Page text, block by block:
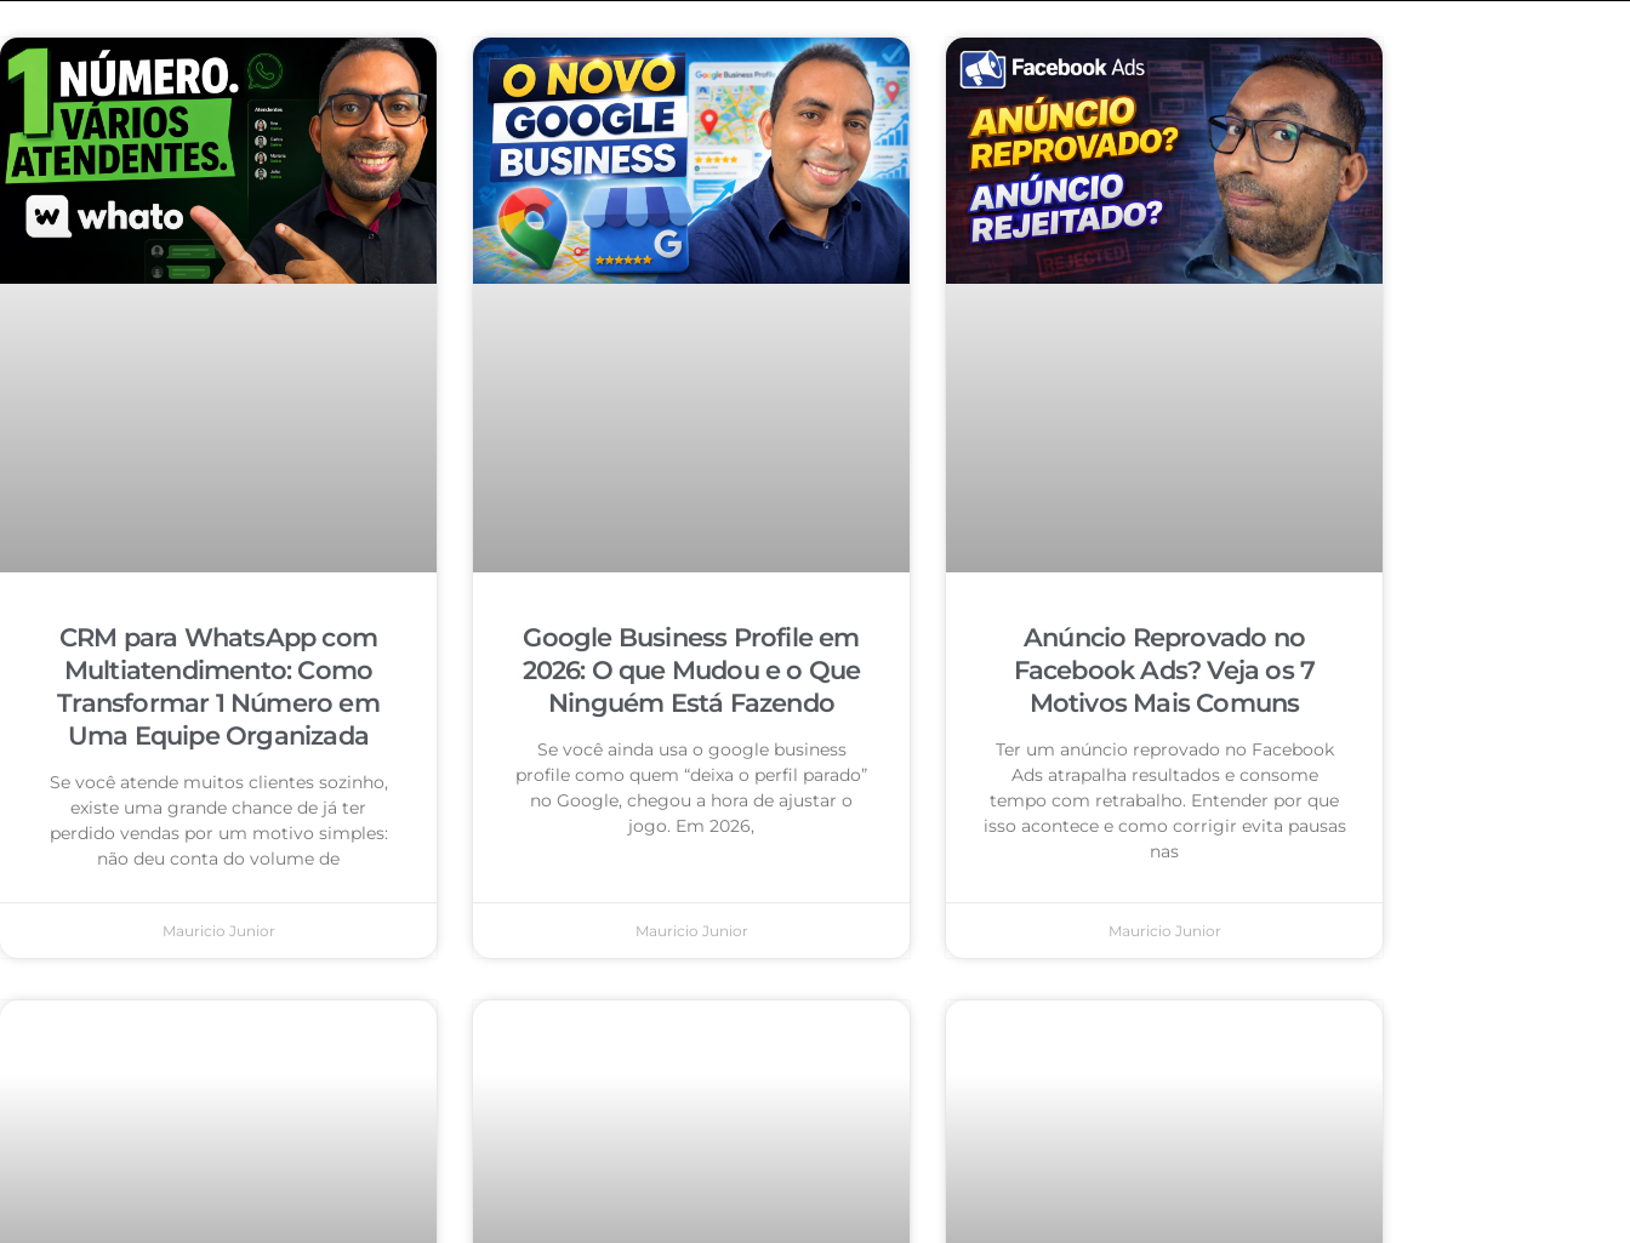
CRM para WhatsApp com
Multiatendimento: Como
Transformar 1 Número em
Uma Equipe Organizada
Se você atende muitos clientes sozinho,
existe uma grande chance de já ter
perdido vendas por um motivo simples:
não deu conta do volume de
Mauricio Junior
Google Business Profile em
2026: O que Mudou e o Que
Ninguém Está Fazendo
Se você ainda usa o google business
profile como quem “deixa o perfil parado”
no Google, chegou a hora de ajustar o
jogo. Em 2026,
Mauricio Junior
Anúncio Reprovado no
Facebook Ads? Veja os 7
Motivos Mais Comuns
Ter um anúncio reprovado no Facebook
Ads atrapalha resultados e consome
tempo com retrabalho. Entender por que
isso acontece e como corrigir evita pausas
nas
Mauricio Junior